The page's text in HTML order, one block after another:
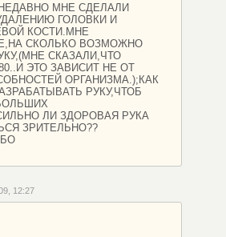
МНЕ СДЕЛАЛИ
ГОЛОВКИ И
КОСТИ.МНЕ
СКОЛЬКО ВОЗМОЖНО
СКАЗАЛИ,ЧТО
ЭТО ЗАВИСИТ НЕ ОТ
ОРГАНИЗМА.);КАК
РУКУ,ЧТОБ
ЛИ ЗДОРОВАЯ РУКА
ЗРИТЕЛЬНО??
12:27